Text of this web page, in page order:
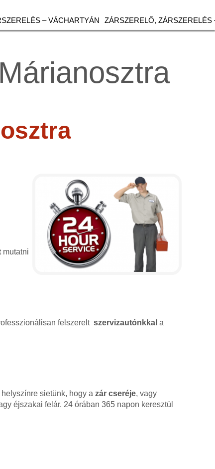
– VÁCHARTYÁN ZÁRSZERELŐ, ZÁRSZERELÉS
mutatni
felszereltszervizautónkkal a
helyszínre sietünk, hogy azár cseréje, vagy
éjszakai felár. 24 órában 365 napon keresztül